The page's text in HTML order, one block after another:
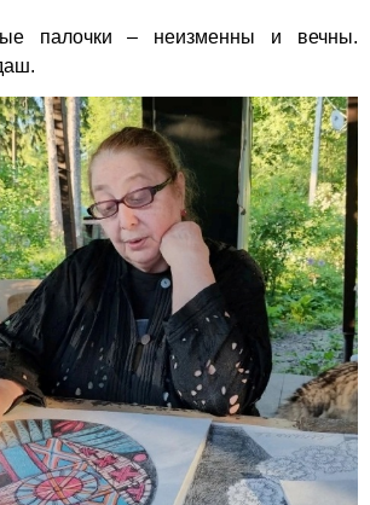
палочки – неизменны и вечны.